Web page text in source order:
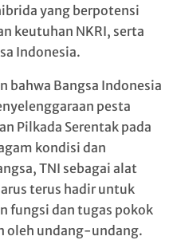
yang berpotensi
keutuhan NKRI, serta
Indonesia.
bahwa Bangsa Indonesia
pesta
Pilkada Serentak pada
kondisi dan
TNI sebagai alat
terus hadir untuk
fungsi dan tugas pokok
oleh undang-undang.